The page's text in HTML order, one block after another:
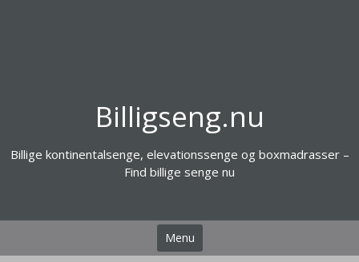
Billigseng.nu
Billige kontinentalsenge, elevationssenge og boxmadrasser –
Find billige senge nu
Menu